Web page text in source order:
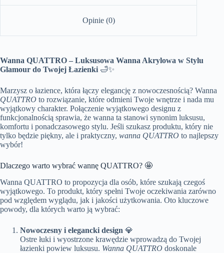
Opinie (0)
Wanna QUATTRO – Luksusowa Wanna Akrylowa w Stylu
Glamour do Twojej Łazienki 🛁✨
Marzysz o łazience, która łączy elegancję z nowoczesnością? Wanna
QUATTRO to rozwiązanie, które odmieni Twoje wnętrze i nada mu
wyjątkowy charakter. Połączenie wyjątkowego designu z
funkcjonalnością sprawia, że wanna ta stanowi synonim luksusu,
komfortu i ponadczasowego stylu. Jeśli szukasz produktu, który nie
tylko będzie piękny, ale i praktyczny, wanna QUATTRO to najlepszy
wybór!
Dlaczego warto wybrać wannę QUATTRO? 🤩
Wanna QUATTRO to propozycja dla osób, które szukają czegoś
wyjątkowego. To produkt, który spełni Twoje oczekiwania zarówno
pod względem wyglądu, jak i jakości użytkowania. Oto kluczowe
powody, dla których warto ją wybrać:
Nowoczesny i elegancki design 💎
Ostre łuki i wyostrzone krawędzie wprowadzą do Twojej
łazienki powiew luksusu. Wanna QUATTRO doskonale